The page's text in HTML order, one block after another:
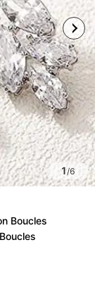
1/6
Boucles